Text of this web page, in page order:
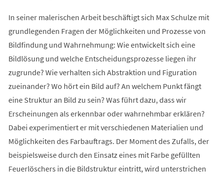
In seiner malerischen Arbeit beschäftigt sich Max Schulze mit
grundlegenden Fragen der Möglichkeiten und Prozesse von
Bildfindung und Wahrnehmung: Wie entwickelt sich eine
Bildlösung und welche Entscheidungsprozesse liegen ihr
zugrunde? Wie verhalten sich Abstraktion und Figuration
zueinander? Wo hört ein Bild auf? An welchem Punkt fängt
eine Struktur an Bild zu sein? Was führt dazu, dass wir
Erscheinungen als erkennbar oder wahrnehmbar erklären?
Dabei experimentiert er mit verschiedenen Materialien und
Möglichkeiten des Farbauftrags. Der Moment des Zufalls, der
beispielsweise durch den Einsatz eines mit Farbe gefüllten
Feuerlöschers in die Bildstruktur eintritt, wird unterstrichen